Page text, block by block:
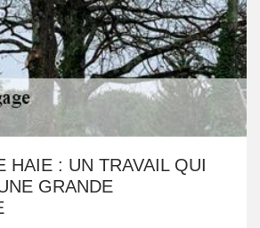
HAIE : UN TRAVAIL QUI
GRANDE